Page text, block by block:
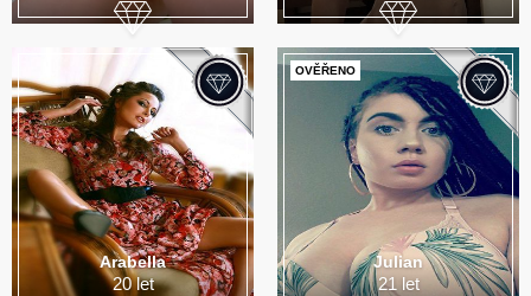
Arabella
20 let
OVĚŘENO
Julian
21 let